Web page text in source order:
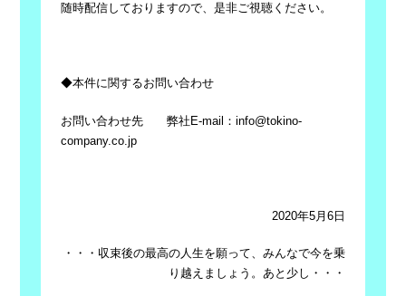
随時配信しておりますので、是非ご視聴ください。
◆本件に関するお問い合わせ
お問い合わせ先 弊社E-mail ：info@tokino-
company.co.jp
2020年5月6日
・・・収束後の最高の人生を願って、みんなで今を乗
り越えましょう。あと少し・・・